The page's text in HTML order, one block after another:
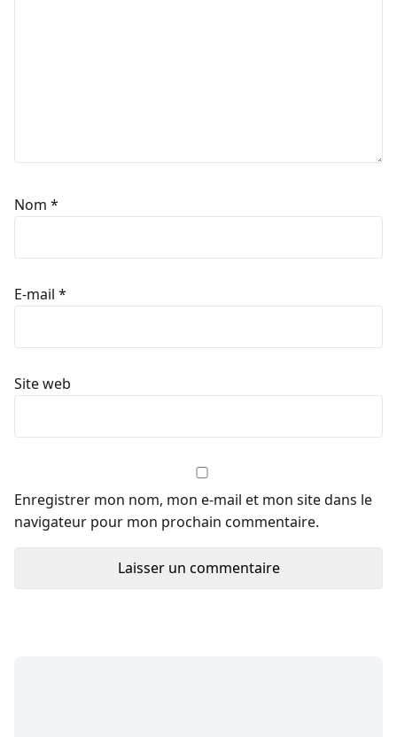
Nom *
E-mail *
Site web
Enregistrer mon nom, mon e-mail et mon site dans le
navigateur pour mon prochain commentaire.